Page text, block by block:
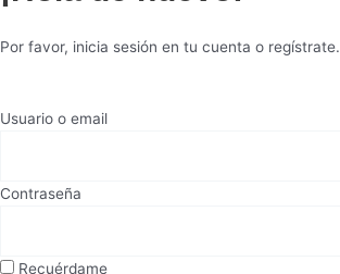
Por favor, inicia sesión en tu cuenta o regístrate.
Usuario o email
Contraseña
Recuérdame